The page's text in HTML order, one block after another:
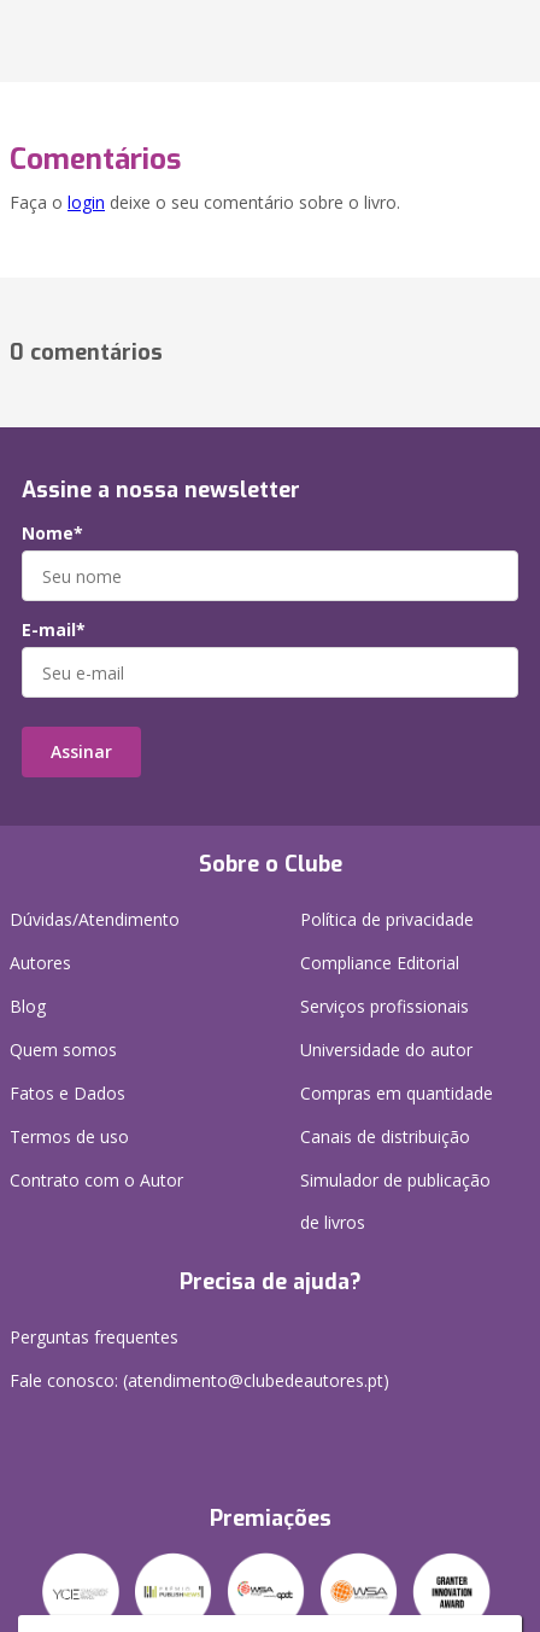
Comentários
Faça o login deixe o seu comentário sobre o livro.
0 comentários
Sobre o Clube
Dúvidas/Atendimento
Autores
Blog
Quem somos
Fatos e Dados
Termos de uso
Contrato com o Autor
Política de privacidade
Compliance Editorial
Serviços profissionais
Universidade do autor
Compras em quantidade
Canais de distribuição
Simulador de publicação
de livros
Precisa de ajuda?
Perguntas frequentes
Fale conosco: (atendimento@clubedeautores.pt)
Premiações
Assine a nossa newsletter
Nome*
E-mail*
Assinar